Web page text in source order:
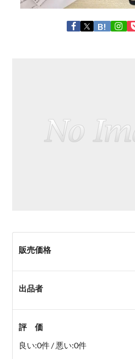
販売価格
出品者
評 価
良い:0件 / 悪い:0件